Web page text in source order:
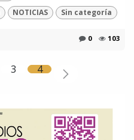
NOTICIAS Sin categoría
0 103
3 4